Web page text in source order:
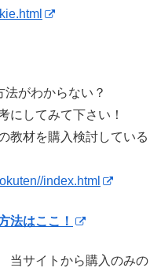
がわからない？
にしてみて下さい！
教材を購入検討している
index.html
はここ！
当サイトから購入のみの